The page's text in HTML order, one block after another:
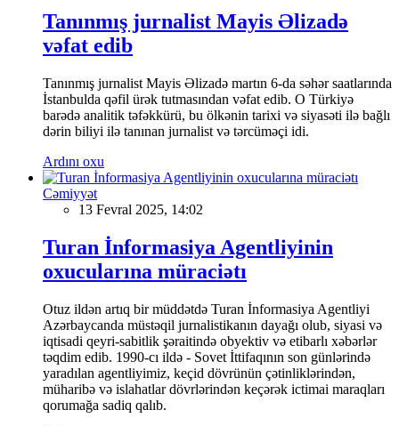
Tanınmış jurnalist Mayis Əlizadə
vəfat edib
Tanınmış jurnalist Mayis Əlizadə martın 6-da səhər saatlarında
İstanbulda qəfil ürək tutmasından vəfat edib. O Türkiyə
barədə analitik təfəkkürü, bu ölkənin tarixi və siyasəti ilə bağlı
dərin biliyi ilə tanınan jurnalist və tərcüməçi idi.
Ardını oxu
Cəmiyyət
13 Fevral 2025, 14:02
Turan İnformasiya Agentliyinin
oxucularına müraciətı
Otuz ildən artıq bir müddətdə Turan İnformasiya Agentliyi
Azərbaycanda müstəqil jurnalistikanın dayağı olub, siyasi və
iqtisadi qeyri-sabitlik şəraitində obyektiv və etibarlı xəbərlər
təqdim edib. 1990-cı ildə - Sovet İttifaqının son günlərində
yaradılan agentliyimiz, keçid dövrünün çətinliklərindən,
müharibə və islahatlar dövrlərindən keçərək ictimai maraqları
qorumağa sadiq qalıb.